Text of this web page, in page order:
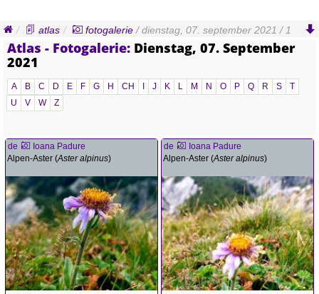
atlas fotogalerie / dienstag, 07. september 2021 / 1
Atlas - Fotogalerie: Dienstag, 07. September
2021
A B C D E F G H CH J K L M N O P Q R S
T
U
V W Z
de
Ioana Padure
Alpen-Aster (Aster alpinus)
de
Ioana Padure
Alpen-Aster (Aster alpinus)